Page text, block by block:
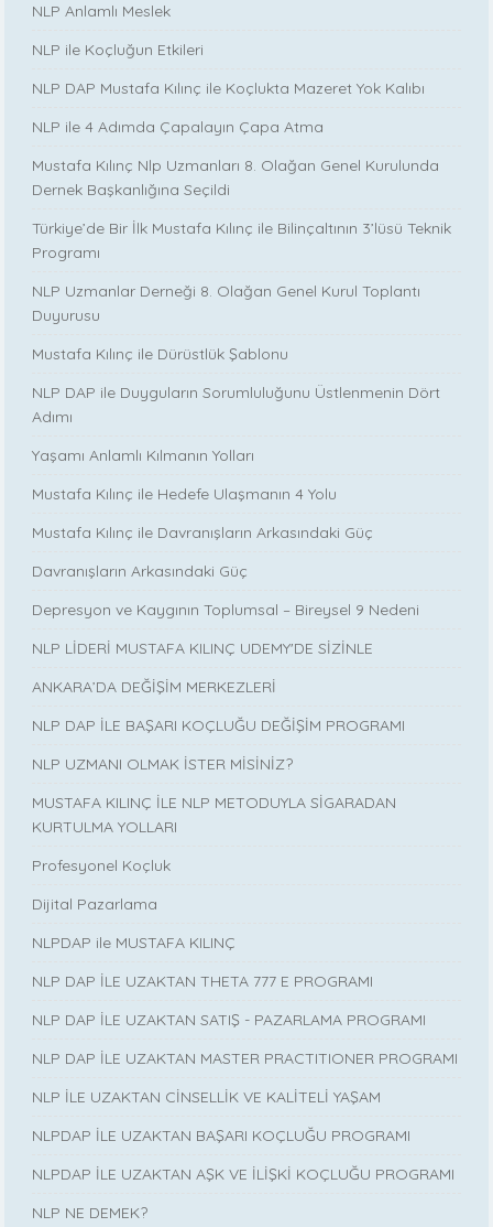
NLP Anlamlı Meslek
NLP ile Koçluğun Etkileri
NLP DAP Mustafa Kılınç ile Koçlukta Mazeret Yok Kalıbı
NLP ile 4 Adımda Çapalayın Çapa Atma
Mustafa Kılınç Nlp Uzmanları 8. Olağan Genel Kurulunda
Dernek Başkanlığına Seçildi
Türkiye’de Bir İlk Mustafa Kılınç ile Bilinçaltının 3’lüsü Teknik
Programı
NLP Uzmanlar Derneği 8. Olağan Genel Kurul Toplantı
Duyurusu
Mustafa Kılınç ile Dürüstlük Şablonu
NLP DAP ile Duyguların Sorumluluğunu Üstlenmenin Dört
Adımı
Yaşamı Anlamlı Kılmanın Yolları
Mustafa Kılınç ile Hedefe Ulaşmanın 4 Yolu
Mustafa Kılınç ile Davranışların Arkasındaki Güç
Davranışların Arkasındaki Güç
Depresyon ve Kaygının Toplumsal – Bireysel 9 Nedeni
NLP LİDERİ MUSTAFA KILINÇ UDEMY'DE SİZİNLE
ANKARA’DA DEĞİŞİM MERKEZLERİ
NLP DAP İLE BAŞARI KOÇLUĞU DEĞİŞİM PROGRAMI
NLP UZMANI OLMAK İSTER MİSİNİZ?
MUSTAFA KILINÇ İLE NLP METODUYLA SİGARADAN
KURTULMA YOLLARI
Profesyonel Koçluk
Dijital Pazarlama
NLPDAP ile MUSTAFA KILINÇ
NLP DAP İLE UZAKTAN THETA 777 E PROGRAMI
NLP DAP İLE UZAKTAN SATIŞ - PAZARLAMA PROGRAMI
NLP DAP İLE UZAKTAN MASTER PRACTITIONER PROGRAMI
NLP İLE UZAKTAN CİNSELLİK VE KALİTELİ YAŞAM
NLPDAP İLE UZAKTAN BAŞARI KOÇLUĞU PROGRAMI
NLPDAP İLE UZAKTAN AŞK VE İLİŞKİ KOÇLUĞU PROGRAMI
NLP NE DEMEK?